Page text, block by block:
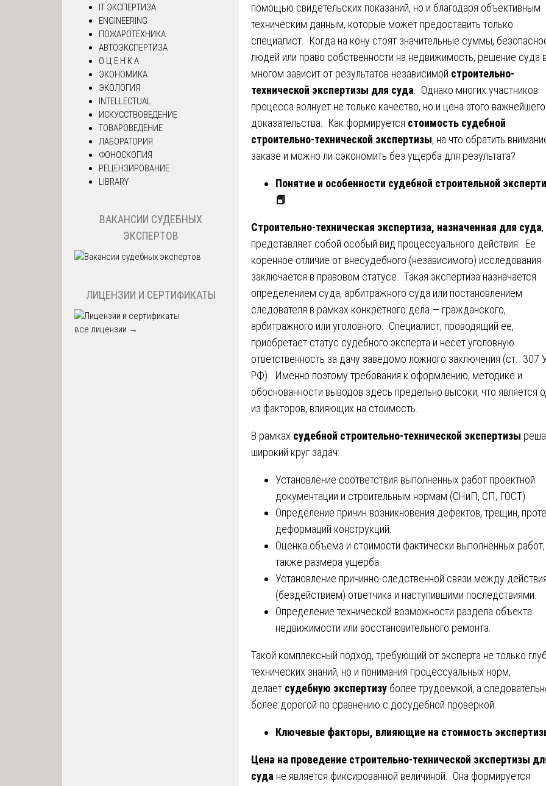
помощью свидетельских показаний, но и благодаря объективным
техническим данным, которые может предоставить только
специалист. Когда на кону стоят значительные суммы,
людей или право собственности на недвижимость, решение суда
многом зависит от результатов независимой строительно-
технической экспертизы для суда . Однако многих участников
процесса волнует не только качество, но и цена этого важнейшего
доказательства. Как формируется стоимость судебной
строительно-технической экспертизы, на что обратить
заказе и можно ли сэкономить без ущерба для результата?
Понятие и особенности судебной строительной
📕
Строительно-техническая экспертиза, назначенная для суда,
представляет собой особый вид процессуального действия. Ее
коренное отличие от внесудебного (независимого) исследования
заключается в правовом статусе. Такая экспертиза назначается
определением суда, арбитражного суда или постановлением
следователя в рамках конкретного дела — гражданского,
арбитражного или уголовного. Специалист, проводящий ее,
приобретает статус судебного эксперта и несет уголовную
ответственность за дачу заведомо ложного заключения (ст. 307
РФ). Именно поэтому требования к оформлению, методике и
обоснованности выводов здесь предельно высоки, что является
из факторов, влияющих на стоимость.
В рамках судебной строительно-технической экспертизы
широкий круг задач:
Установление соответствия выполненных работ проектной
документации и строительным нормам (СНиП, СП, ГОСТ).
Определение причин возникновения дефектов, трещин,
деформаций конструкций.
Оценка объема и стоимости фактически выполненных работ,
также размера ущерба.
Установление причинно-следственной связи между
(бездействием) ответчика и наступившими последствиями.
Определение технической возможности раздела объекта
недвижимости или восстановительного ремонта.
Такой комплексный подход, требующий от эксперта не только
технических знаний, но и понимания процессуальных норм,
делает судебную экспертизу более трудоемкой, а
более дорогой по сравнению с досудебной проверкой.
Ключевые факторы, влияющие на стоимость
Цена на проведение строительно-технической экспертизы
суда не является фиксированной величиной. Она формируется
IT ЭКСПЕРТИЗА
ENGINEERING
ПОЖАРОТЕХНИКА
АВТОЭКСПЕРТИЗА
О Ц Е Н К А
ЭКОНОМИКА
ЭКОЛОГИЯ
INTELLECTUAL
ИСКУССТВОВЕДЕНИЕ
ТОВАРОВЕДЕНИЕ
ЛАБОРАТОРИЯ
ФОНОСКОПИЯ
РЕЦЕНЗИРОВАНИЕ
LIBRARY
ВАКАНСИИ СУДЕБНЫХ
ЭКСПЕРТОВ
ЛИЦЕНЗИИ И СЕРТИФИКАТЫ
все лицензии →